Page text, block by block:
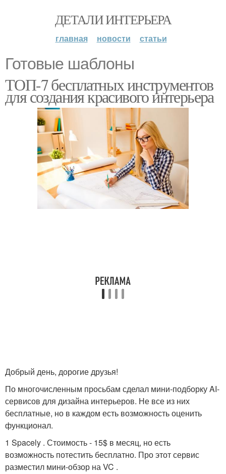
ДЕТАЛИ ИНТЕРЬЕРА
главная новости статьи
Готовые шаблоны
ТОП-7 бесплатных инструментов
для создания красивого интерьера
Добрый день, дорогие друзья!
По многочисленным просьбам сделал мини-подборку AI-
сервисов для дизайна интерьеров. Не все из них
бесплатные, но в каждом есть возможность оценить
функционал.
1 Spacely . Стоимость - 15$ в месяц, но есть
возможность потестить бесплатно. Про этот сервис
разместил мини-обзор на VC .